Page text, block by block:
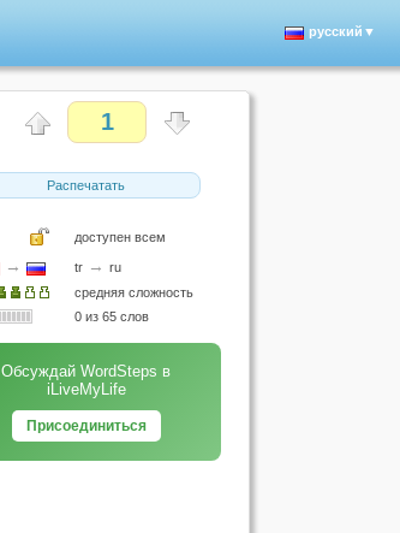
русский▼
1
Распечатать
доступен всем
→ tr → ru
средняя сложность
0 из 65 слов
Обсуждай WordSteps в
iLiveMyLife
Присоединиться